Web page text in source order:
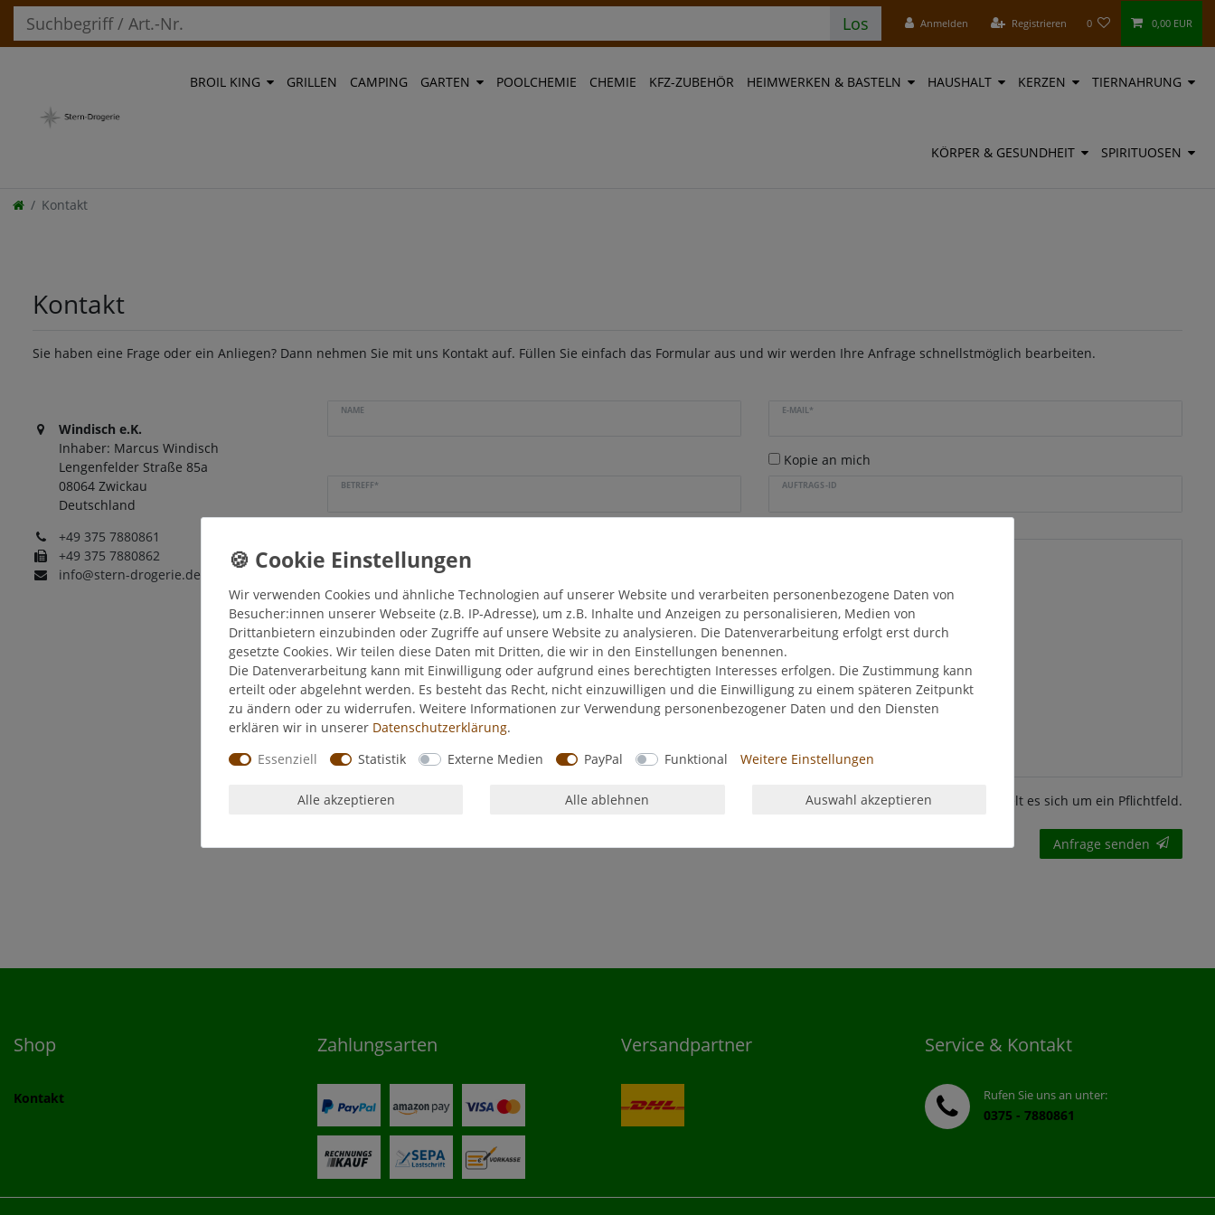
Los Anmelden Registrieren 0 0,00 EUR
BROIL KING GRILLEN CAMPING GARTEN POOLCHEMIE CHEMIE KFZ-ZUBEHÖR HEIMWERKEN & BASTELN HAUSHALT KERZEN TIERNAHRUNG
KÖRPER & GESUNDHEIT SPIRITUOSEN
Kontakt
Kontakt
Sie haben eine Frage oder ein Anliegen? Dann nehmen Sie mit uns Kontakt auf. Füllen Sie einfach das Formular aus und wir werden Ihre Anfrage schnellstmöglich bearbeiten.
Windisch e.K.
Inhaber: Marcus Windisch
Lengenfelder Straße 85a
08064 Zwickau
Deutschland
+49 375 7880861
+49 375 7880862
info@stern-drogerie.de
NAME E-MAIL*
Kopie an mich
BETREFF* AUFTRAGS-ID
Hiermit bestätige ich, dass ich die Daten­schutz­erklärung * Hierbei handelt es sich um ein Pflichtfeld.
Anfrage senden
Shop
Kontakt
Zahlungsarten Versandpartner Service & Kontakt
Rufen Sie uns an unter:
0375 - 7880861
Wir verwenden Cookies und ähnliche Technologien auf unserer Website und verarbeiten personenbezogene Daten von
Besucher:innen unserer Webseite (z.B. IP-Adresse), um z.B. Inhalte und Anzeigen zu personalisieren, Medien von
Drittanbietern einzubinden oder Zugriffe auf unsere Website zu analysieren. Die Datenverarbeitung erfolgt erst durch
gesetzte Cookies. Wir teilen diese Daten mit Dritten, die wir in den Einstellungen benennen.
Die Datenverarbeitung kann mit Einwilligung oder aufgrund eines berechtigten Interesses erfolgen. Die Zustimmung kann
erteilt oder abgelehnt werden. Es besteht das Recht, nicht einzuwilligen und die Einwilligung zu einem späteren Zeitpunkt
zu ändern oder zu widerrufen. Weitere Informationen zur Verwendung personenbezogener Daten und den Diensten
erklären wir in unserer Daten­schutz­erklärung.
Essenziell
Statistik Externe Medien PayPal Funktional Weitere Einstellungen
Alle akzeptieren Alle ablehnen Auswahl akzeptieren